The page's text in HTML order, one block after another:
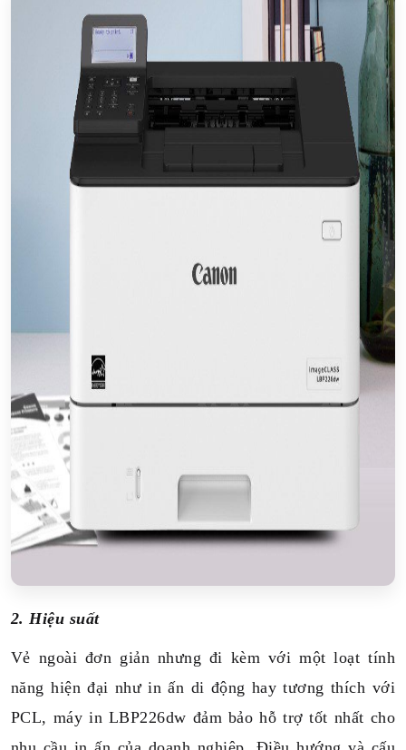
2. Hiệu suất
Vẻ ngoài đơn giản nhưng đi kèm với một loạt tính
năng hiện đại như in ấn di động hay tương thích với
PCL, máy in LBP226dw đảm bảo hỗ trợ tốt nhất cho